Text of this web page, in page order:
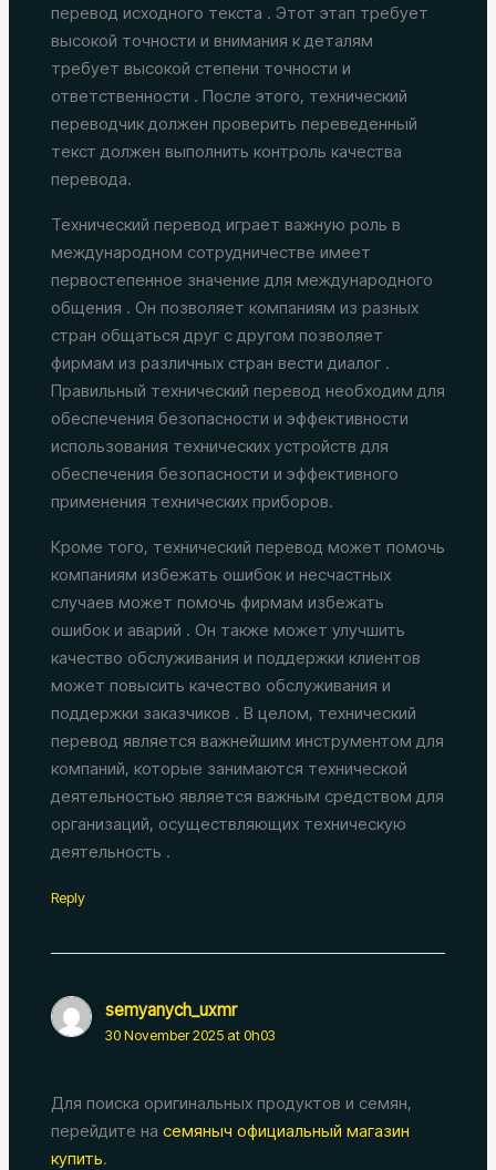
перевод исходного текста . Этот этап требует
высокой точности и внимания к деталям
требует высокой степени точности и
ответственности . После этого, технический
переводчик должен проверить переведенный
текст должен выполнить контроль качества
перевода.
Технический перевод играет важную роль в
международном сотрудничестве имеет
первостепенное значение для международного
общения . Он позволяет компаниям из разных
стран общаться друг с другом позволяет
фирмам из различных стран вести диалог .
Правильный технический перевод необходим для
обеспечения безопасности и эффективности
использования технических устройств для
обеспечения безопасности и эффективного
применения технических приборов.
Кроме того, технический перевод может помочь
компаниям избежать ошибок и несчастных
случаев может помочь фирмам избежать
ошибок и аварий . Он также может улучшить
качество обслуживания и поддержки клиентов
может повысить качество обслуживания и
поддержки заказчиков . В целом, технический
перевод является важнейшим инструментом для
компаний, которые занимаются технической
деятельностью является важным средством для
организаций, осуществляющих техническую
деятельность .
Reply
semyanych_uxmr
30 November 2025 at 0h03
Для поиска оригинальных продуктов и семян,
перейдите на семяныч официальный магазин
купить.